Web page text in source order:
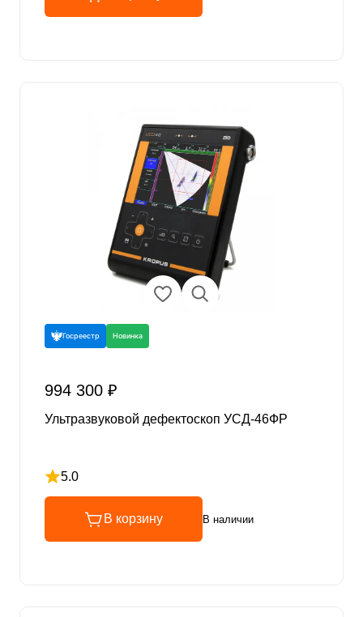
Госреестр Новинка
994 300 ₽
Ультразвуковой дефектоскоп УСД-46ФР
5.0
Рейтинг 5 из 5
В корзину В наличии